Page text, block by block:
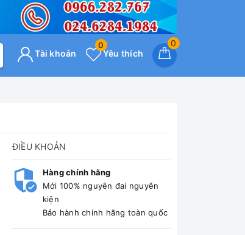
0
Yêu thích
0
Tài khoản
ĐIỀU KHOẢN
Hàng chính hãng
Mới 100% nguyên đai nguyên
kiện
Bảo hành chính hãng toàn quốc